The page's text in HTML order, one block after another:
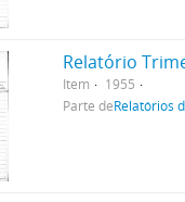
Relatório
Item
1955
Parte deRelatórios